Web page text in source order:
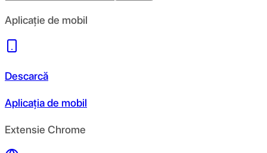
Aplicație de mobil
Descarcă
Aplicația de mobil
Extensie Chrome